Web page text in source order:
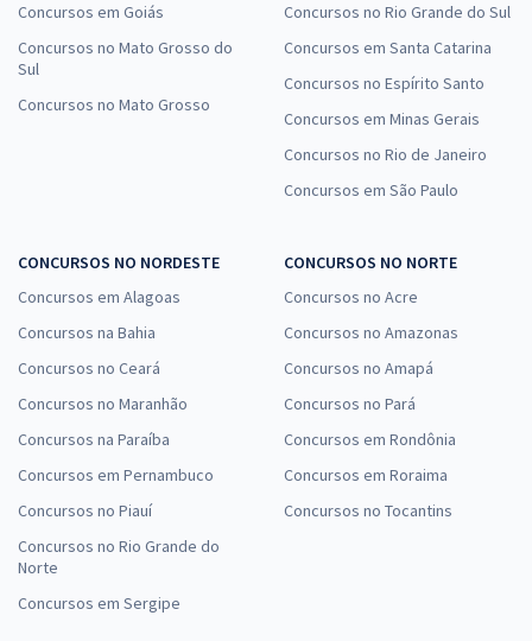
Concursos em Goiás
Concursos no Mato Grosso do
Sul
Concursos no Mato Grosso
Concursos no Rio Grande do Sul
Concursos em Santa Catarina
Concursos no Espírito Santo
Concursos em Minas Gerais
Concursos no Rio de Janeiro
Concursos em São Paulo
CONCURSOS NO NORDESTE
Concursos em Alagoas
Concursos na Bahia
Concursos no Ceará
Concursos no Maranhão
Concursos na Paraíba
Concursos em Pernambuco
Concursos no Piauí
Concursos no Rio Grande do
Norte
Concursos em Sergipe
CONCURSOS NO NORTE
Concursos no Acre
Concursos no Amazonas
Concursos no Amapá
Concursos no Pará
Concursos em Rondônia
Concursos em Roraima
Concursos no Tocantins